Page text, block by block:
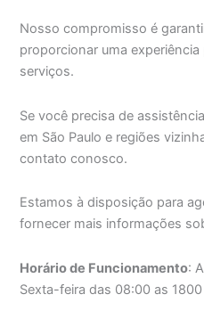
Nosso compromisso é
proporcionar uma
serviços.
Se você precisa de
em São Paulo e regiões
contato conosco.
Estamos à disposição para
fornecer mais informações
Horário de Funcionamento:
Sexta-feira das 08:00 as 1800